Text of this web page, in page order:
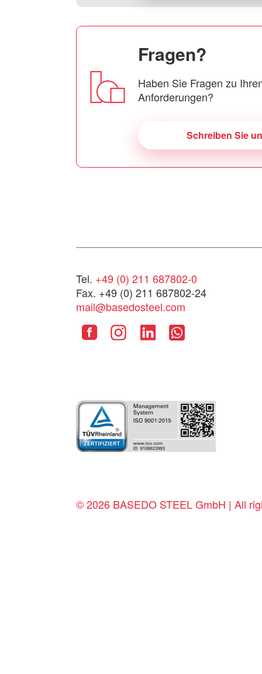
Fragen?
Haben Sie Fragen zu
Anforderungen?
Schreiben Sie
Tel. +49 (0) 211 687802-0
Fax. +49 (0) 211 687802-24
mail@basedosteel.com
© 2026 BASEDO STEEL GmbH | All